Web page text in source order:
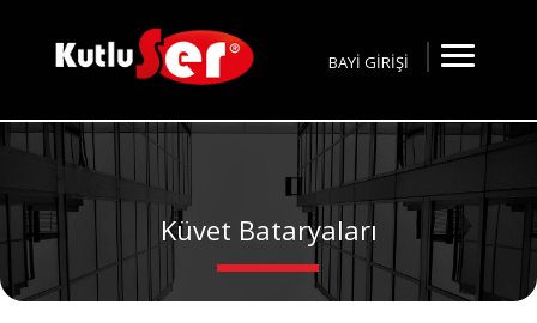
BAYİ GİRİŞİ
Küvet Bataryaları